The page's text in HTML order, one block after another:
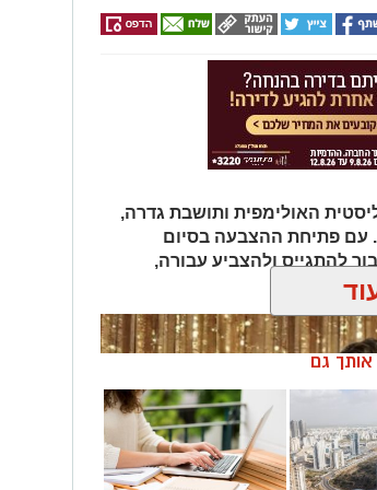
הרב, מחויבותה למערכת החינוך
לתרום להמשך התפתחותה והצלחתה
החדש.
חדשותי? מצאתם טעות
האולימפית ותושבת גדרה,
עם פתיחת ההצבעה בסיום
להתגייס ולהצביע עבורה,
אותך גם